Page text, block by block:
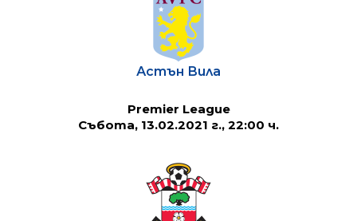
Астън Вила
Premier League
Събота, 13.02.2021 г., 22:00 ч.